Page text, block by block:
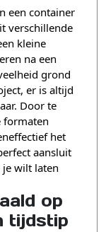
een container
verschillende
kleine
na een
grond
er is altijd
Door te
formaten
het
aansluit
wilt laten
op
tijdstip